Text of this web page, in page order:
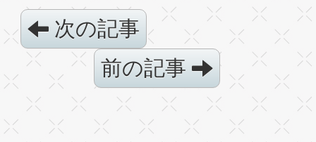
次の記事
前の記事